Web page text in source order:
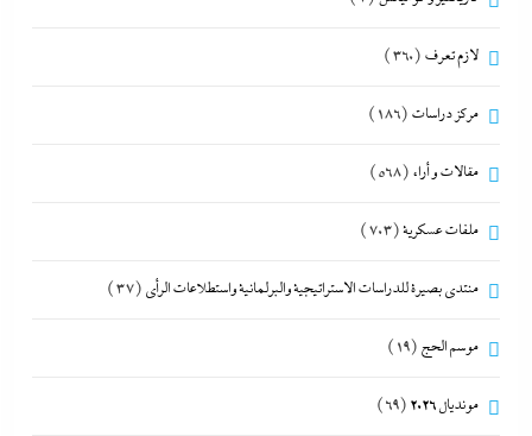
لازم تعرف (360)
مركز دراسات (186)
مقالات و أراء (568)
ملفات عسكرية(703)
منتدى بصيرة للدراسات الاستراتيجية والبرلمانية واستطلاعات الرأى (37)
موسم الحج (19)
مونديال 2026 (69)